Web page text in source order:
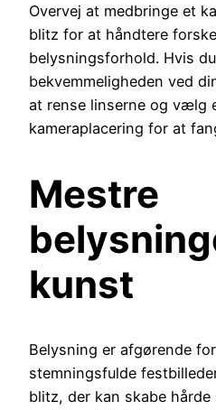
Overvej at medbringe et
blitz for at håndtere
belysningsforhold. Hvis
bekvemmeligheden ved
at rense linserne og vælg
kameraplacering for at
Mestre
kunst
Belysning er afgørende
stemningsfulde
blitz, der kan skabe